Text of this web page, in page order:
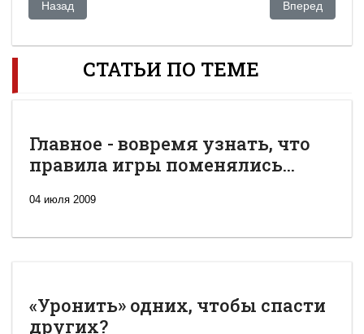
Предыдущий: Казахстанскую таможню продолжают
Назад Следующий:
Вперед
СТАТЬИ ПО ТЕМЕ
Главное - вовремя узнать, что
правила игры поменялись...
04 июля 2009
«Уронить» одних, чтобы спасти
других?